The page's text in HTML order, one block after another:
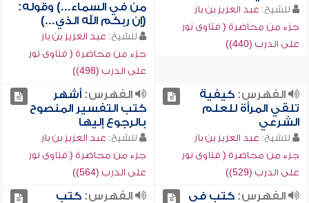
للشيخ: عبد العزيز بن باز
جزء من محاضرة ( فتاوى نور
على الدرب (440))
من في السماء...) وقوله:
(إن ربكم الله الذي...)
للشيخ: عبد العزيز بن باز
جزء من محاضرة ( فتاوى نور
على الدرب (498))
الفهرس:كيفية
تلقي المرأة للعلم
الشرعي
للشيخ: عبد العزيز بن باز
جزء من محاضرة ( فتاوى نور
على الدرب (529))
الفهرس:أشهر
كتب التفسير المنصوح
بالرجوع إليها
للشيخ: عبد العزيز بن باز
جزء من محاضرة ( فتاوى نور
على الدرب (564))
الفهرس:كتب في
الفهرس:كتب